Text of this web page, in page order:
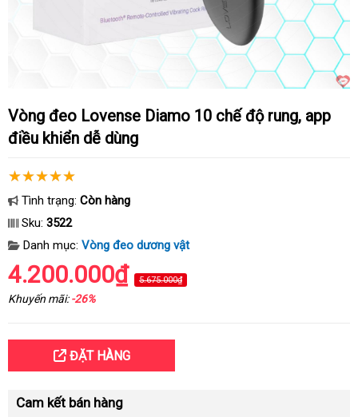
Vòng đeo Lovense Diamo 10 chế độ rung, app
điều khiển dễ dùng
Tình trạng: Còn hàng
Sku: 3522
Danh mục: Vòng đeo dương vật
4.200.000₫ 5.675.000₫
Khuyến mãi:-26%
ĐẶT HÀNG
Cam kết bán hàng